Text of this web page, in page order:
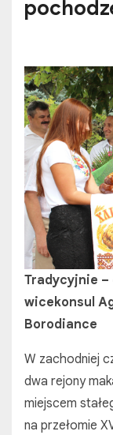
Tradycyjnie –
wicekonsul
Borodiance
W zachodniej
dwa rejony
miejscem
na przełomie